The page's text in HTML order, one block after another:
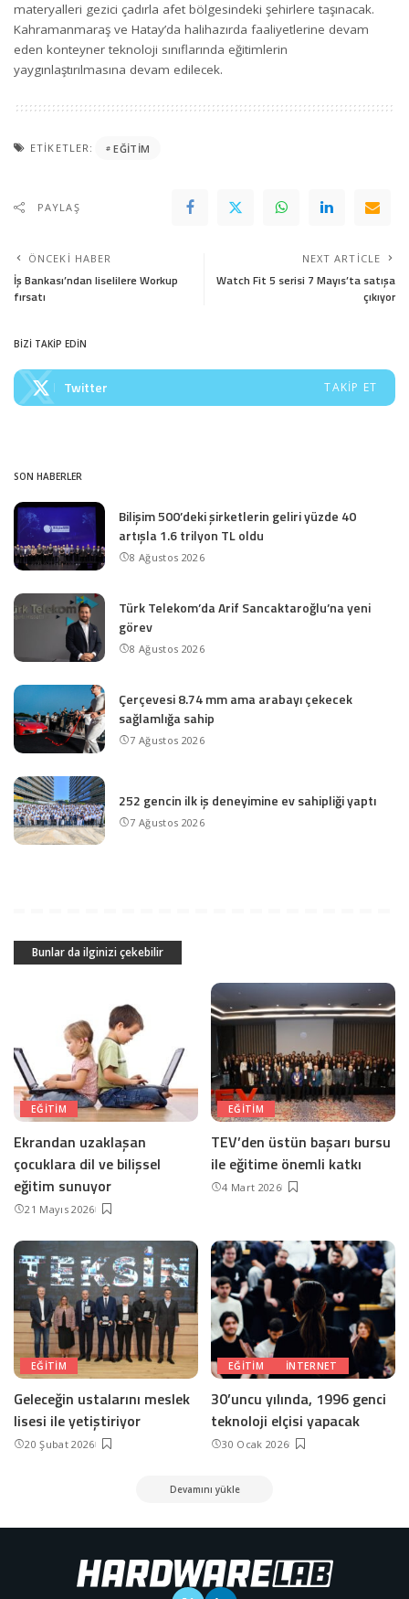
materyalleri gezici çadırla afet bölgesindeki şehirlere taşınacak.
Kahramanmaraş ve Hatay’da halihazırda faaliyetlerine devam
eden konteyner teknoloji sınıflarında eğitimlerin
yaygınlaştırılmasına devam edilecek.
ETIKETLER: EĞITIM
PAYLAŞ
ÖNCEKI HABER
İş Bankası’ndan liselilere Workup
fırsatı
NEXT ARTICLE
Watch Fit 5 serisi 7 Mayıs’ta satışa
çıkıyor
BİZİ TAKİP EDİN
Twitter TAKIP ET
SON HABERLER
Bilişim 500’deki şirketlerin geliri yüzde 40
artışla 1.6 trilyon TL oldu
8 Ağustos 2026
Türk Telekom’da Arif Sancaktaroğlu’na yeni
görev
8 Ağustos 2026
Çerçevesi 8.74 mm ama arabayı çekecek
sağlamlığa sahip
7 Ağustos 2026
252 gencin ilk iş deneyimine ev sahipliği yaptı
7 Ağustos 2026
Bunlar da ilginizi çekebilir
EĞITIM
Ekrandan uzaklaşan
çocuklara dil ve bilişsel
eğitim sunuyor
21 Mayıs 2026
EĞITIM
TEV’den üstün başarı bursu
ile eğitime önemli katkı
4 Mart 2026
EĞITIM
Geleceğin ustalarını meslek
lisesi ile yetiştiriyor
20 Şubat 2026
EĞITIM INTERNET
30’uncu yılında, 1996 genci
teknoloji elçisi yapacak
30 Ocak 2026
Devamını yükle